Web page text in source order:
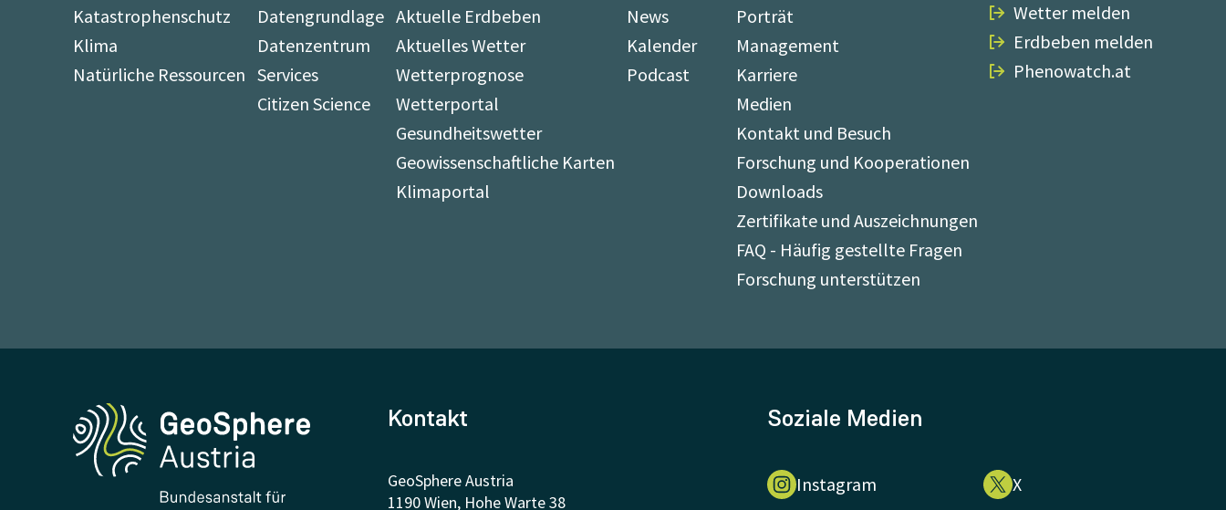
Katastrophenschutz
Klima
Natürliche Ressourcen
Datengrundlage
Datenzentrum
Services
Citizen Science
Aktuelle Erdbeben
Aktuelles Wetter
Wetterprognose
Wetterportal
Gesundheitswetter
Geowissenschaftliche Karten
Klimaportal
News
Kalender
Podcast
Porträt
Management
Karriere
Medien
Kontakt und Besuch
Forschung und Kooperationen
Downloads
Zertifikate und Auszeichnungen
FAQ - Häufig gestellte Fragen
Forschung unterstützen
Wetter melden
Erdbeben melden
Phenowatch.at
Kontakt
GeoSphere Austria
1190 Wien, Hohe Warte 38
Soziale Medien
Instagram X